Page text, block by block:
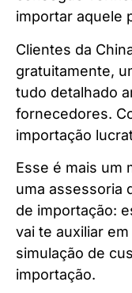
importar aquele
Clientes da
gratuitamente,
tudo detalhado
fornecedores.
importação
Esse é mais um
uma assessoria
de importação:
vai te auxiliar
simulação de
importação.